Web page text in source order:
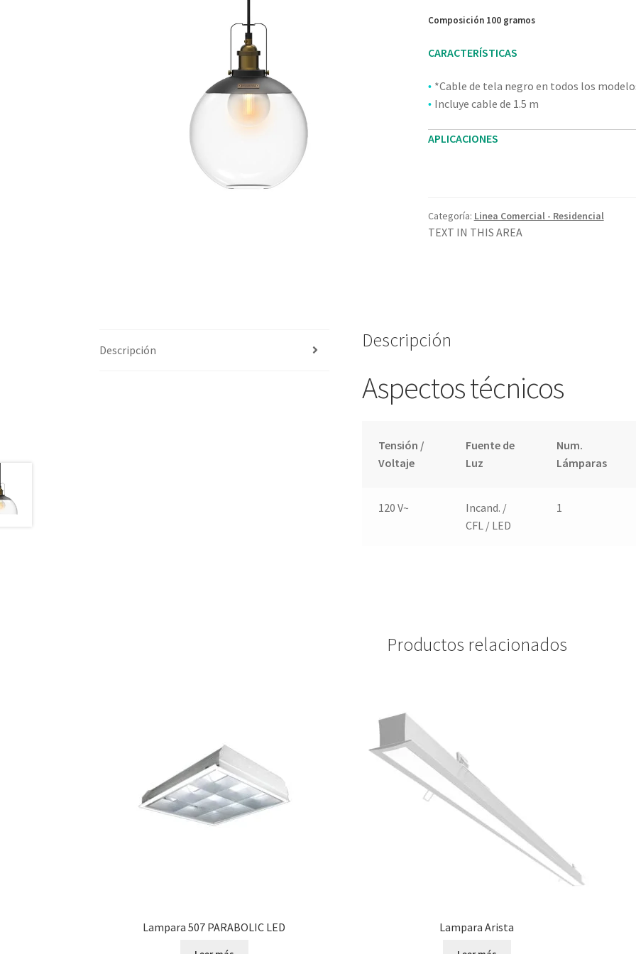
Composición 100 gramos
CARACTERÍSTICAS
• *Cable de tela negro en todos los
• Incluye cable de 1.5 m
APLICACIONES
Categoría: Linea Comercial - Residencial
TEXT IN THIS AREA
Descripción Descripción
Aspectos técnicos
Tensión /
Voltaje
Fuente de
Luz
Num.
Lámparas
120 V~
Incand. /
CFL / LED
1
Productos relacionados
Lampara 507 PARABOLIC LED Lampara Arista